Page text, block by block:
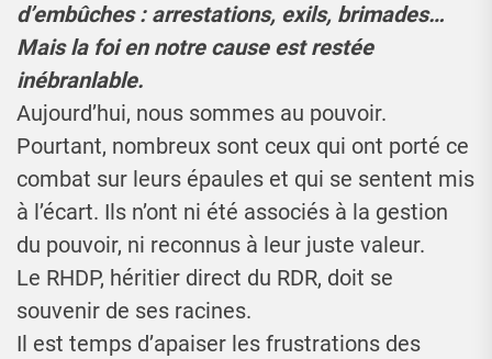
d’embûches : arrestations, exils, brimades…
Mais la foi en notre cause est restée
inébranlable.
Aujourd’hui, nous sommes au pouvoir.
Pourtant, nombreux sont ceux qui ont porté ce
combat sur leurs épaules et qui se sentent mis
à l’écart. Ils n’ont ni été associés à la gestion
du pouvoir, ni reconnus à leur juste valeur.
Le RHDP, héritier direct du RDR, doit se
souvenir de ses racines.
Il est temps d’apaiser les frustrations des